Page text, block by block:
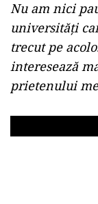
Nu am nici
universități
trecut pe
interesează
prietenului